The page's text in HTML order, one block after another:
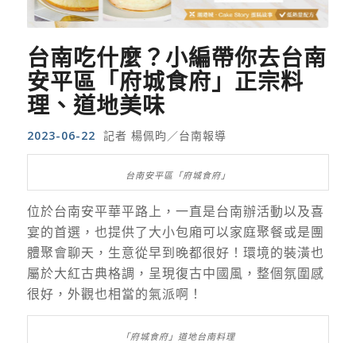
台南吃什麼？小編帶你去台南
安平區「府城食府」正宗料
理、道地美味
2023-06-22 記者 楊佩昀／台南報導
台南安平區「府城食府」
位於台南安平華平路上，一直是台南辦活動以及喜
宴的首選，也提供了大小包廂可以家庭聚餐或是團
體聚會聊天，生意從早到晚都很好！環境的裝潢也
屬於大紅古典格調，呈現復古中國風，整個氛圍感
很好，外觀也相當的氣派啊！
「府城食府」道地台南料理